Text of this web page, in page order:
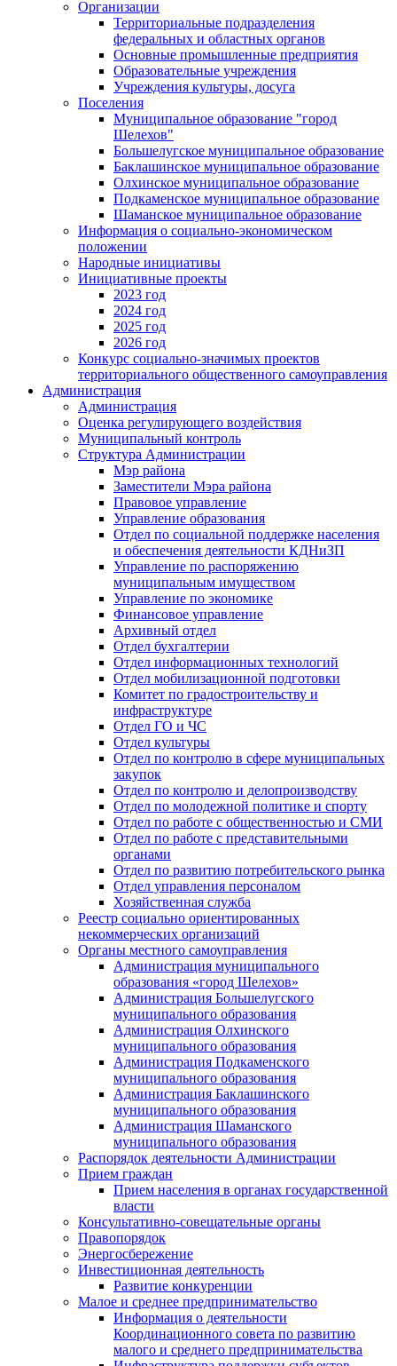
Организации
Территориальные подразделения
федеральных и областных органов
Основные промышленные предприятия
Образовательные учреждения
Учреждения культуры, досуга
Поселения
Муниципальное образование "город
Шелехов"
Большелугское муниципальное образование
Баклашинское муниципальное образование
Олхинское муниципальное образование
Подкаменское муниципальное образование
Шаманское муниципальное образование
Информация о социально-экономическом
положении
Народные инициативы
Инициативные проекты
2023 год
2024 год
2025 год
2026 год
Конкурс социально-значимых проектов
территориального общественного самоуправления
Администрация
Администрация
Оценка регулирующего воздействия
Муниципальный контроль
Структура Администрации
Мэр района
Заместители Мэра района
Правовое управление
Управление образования
Отдел по социальной поддержке населения
и обеспечения деятельности КДНиЗП
Управление по распоряжению
муниципальным имуществом
Управление по экономике
Финансовое управление
Архивный отдел
Отдел бухгалтерии
Отдел информационных технологий
Отдел мобилизационной подготовки
Комитет по градостроительству и
инфраструктуре
Отдел ГО и ЧС
Отдел культуры
Отдел по контролю в сфере муниципальных
закупок
Отдел по контролю и делопроизводству
Отдел по молодежной политике и спорту
Отдел по работе с общественностью и СМИ
Отдел по работе с представительными
органами
Отдел по развитию потребительского рынка
Отдел управления персоналом
Хозяйственная служба
Реестр социально ориентированных
некоммерческих организаций
Органы местного самоуправления
Администрация муниципального
образования «город Шелехов»
Администрация Большелугского
муниципального образования
Администрация Олхинского
муниципального образования
Администрация Подкаменского
муниципального образования
Администрация Баклашинского
муниципального образования
Администрация Шаманского
муниципального образования
Распорядок деятельности Администрации
Прием граждан
Прием населения в органах государственной
власти
Консультативно-совещательные органы
Правопорядок
Энергосбережение
Инвестиционная деятельность
Развитие конкуренции
Малое и среднее предпринимательство
Информация о деятельности
Координационного совета по развитию
малого и среднего предпринимательства